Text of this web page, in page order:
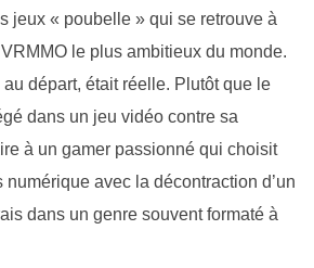
jeux « poubelle » qui se retrouve à
le plus ambitieux du monde.
au départ, était réelle. Plutôt que le
dans un jeu vidéo contre sa
à un gamer passionné qui choisit
numérique avec la décontraction d’un
dans un genre souvent formaté à